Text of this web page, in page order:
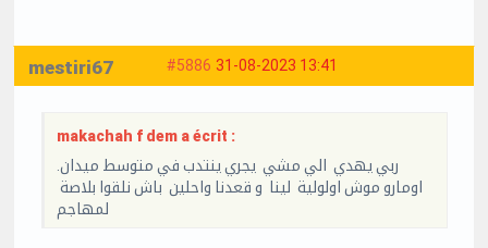
#5886 31-08-2023 13:41
mestiri67
makachah f dem a écrit :
ربي يهدي الي مشي يجري ينتدب في متوسط ميدان.
اومارو موش اولولية لينا و قعدنا واحلين باش نلقوا بلاصة
لمهاجم